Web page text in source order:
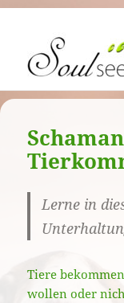
SoulSeeds
Lerne in
Tiere
wollen oder